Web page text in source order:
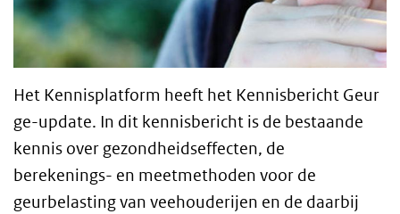
Het Kennisplatform heeft het Kennisbericht Geur
ge-update. In dit kennisbericht is de bestaande
kennis over gezondheidseffecten, de
berekenings- en meetmethoden voor de
geurbelasting van veehouderijen en de daarbij